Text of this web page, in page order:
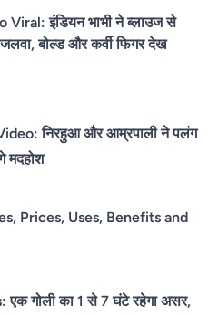
इंडियन भाभी ने ब्लाउज से
बोल्ड और कर्वी फिगर देख
निरहुआ और आम्रपाली ने पलंग
मदहोश
Prices, Uses, Benefits and
गोली का 1 से 7 घंटे रहेगा असर,